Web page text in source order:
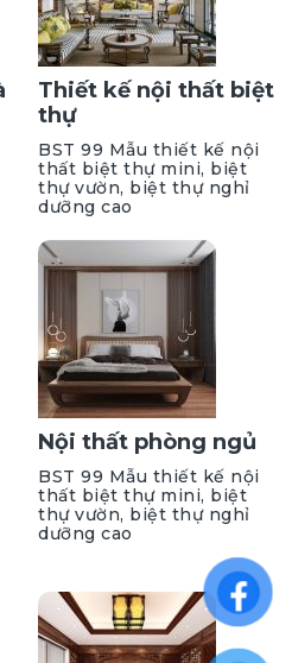
Thiết kế nội thất biệt
thự
BST 99 Mẫu thiết kế nội
thất biệt thự mini, biệt
thự vườn, biệt thự nghỉ
dưỡng cao
Nội thất phòng ngủ
BST 99 Mẫu thiết kế nội
thất biệt thự mini, biệt
thự vườn, biệt thự nghỉ
dưỡng cao